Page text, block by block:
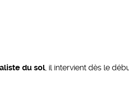
du sol, il intervient dès le